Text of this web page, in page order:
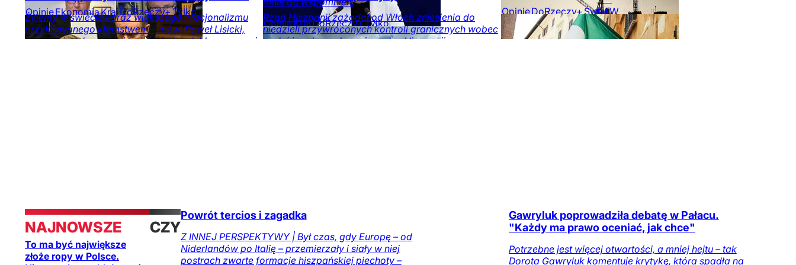
OpinieEkonomiaKrajDoRzeczy+Tylko
na DoRzeczy.pl
OpinieKrajDoRzeczy+Tylko
na DoRzeczy.pl
OpinieDoRzeczy+ŚwiatW
numerze
Żyjemy w świecie coraz większego irracjonalizmu
przykrywanego kłamstwem – mówi Paweł Lisicki,
nawiązując do rozbieżności między deklarowanymi
Rząd Hiszpanii zażądał od Włoch zniesienia do
niedzieli przywróconych kontroli granicznych wobec
podróżnych przybywających z Hiszpanii.
NAJNOWSZE
To ma być największe
złoże ropy w Polsce.
CZYTAJ
TAKŻE
Powrót tercios i zagadka
Z INNEJ PERSPEKTYWY | Był czas, gdy Europę – od
Niderlandów po Italię – przemierzały i siały w niej
postrach zwarte formacje hiszpańskiej piechoty –
Gawryluk poprowadziła debatę w Pałacu.
"Każdy ma prawo oceniać, jak chce"
Potrzebne jest więcej otwartości, a mniej hejtu – tak
Dorota Gawryluk komentuje krytykę, która spadła na